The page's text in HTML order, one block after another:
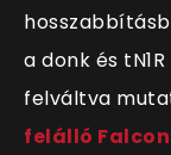
a donk és
felváltva
felálló